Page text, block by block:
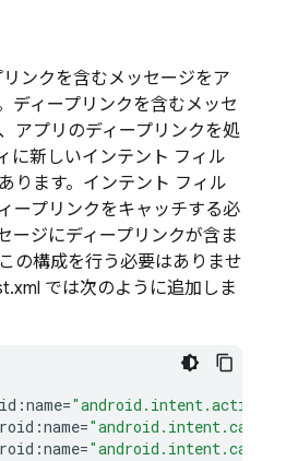
ンクを含むメッセージをア
ディープリンクを含むメッセ
アプリのディープリンクを処
に新しいインテント フィル
ります。インテント フィル
ープリンクをキャッチする必
ージにディープリンクが含ま
の構成を行う必要はありませ
では次のように追加しま
:name=
:name=
:name=